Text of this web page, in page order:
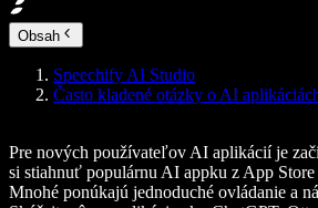
Obsah
Speechify AI Studio
Často kladené otázky o AI
Pre nových používateľov AI aplikácií je
si stiahnuť populárnu AI appku z App Store
Mnohé ponúkajú jednoduché ovládanie a